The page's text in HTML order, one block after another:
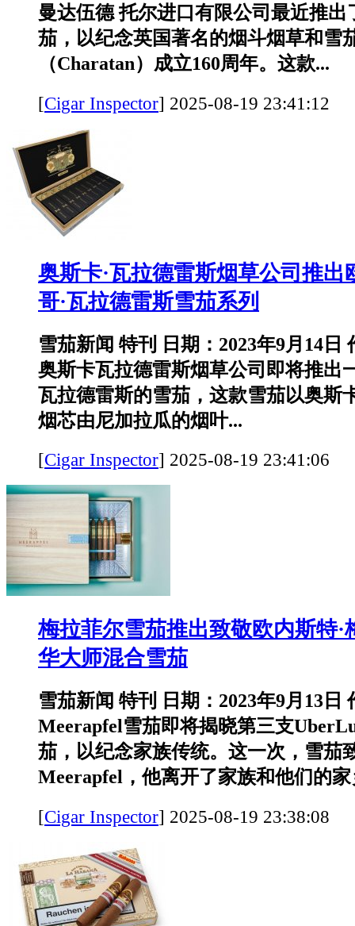
曼达伍德 托尔进口有限公司最近推出
茄，以纪念英国著名的烟斗烟草和雪
（Charatan）成立160周年。这款...
[Cigar Inspector] 2025-08-19
奥斯卡·瓦拉德雷斯烟草公司推出
哥·瓦拉德雷斯雪茄系列
雪茄新闻 特刊 日期：2023年9月14日
奥斯卡瓦拉德雷斯烟草公司即将推出
瓦拉德雷斯的雪茄，这款雪茄以奥斯
烟芯由尼加拉瓜的烟叶...
[Cigar Inspector] 2025-08-19
梅拉菲尔雪茄推出致敬欧内斯特·
华大师混合雪茄
雪茄新闻 特刊 日期：2023年9月13日
Meerapfel雪茄即将揭晓第三支
茄，以纪念家族传统。这一次，雪茄
Meerapfel，他离开了家族和他们的家
[Cigar Inspector] 2025-08-19